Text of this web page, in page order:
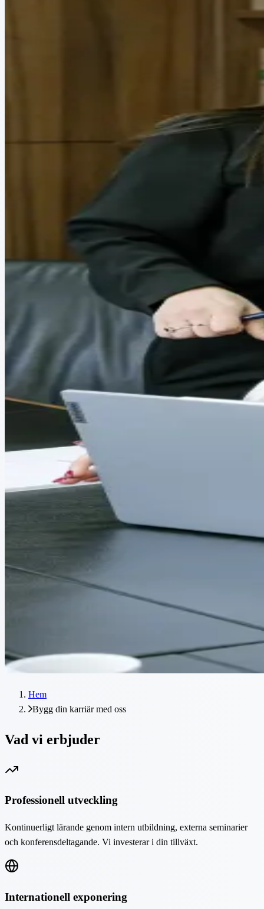
Hem
Bygg din karriär med oss
Vad vi erbjuder
Professionell utveckling
Kontinuerligt lärande genom intern utbildning, externa seminarier
och konferensdeltagande. Vi investerar i din tillväxt.
Internationell exponering